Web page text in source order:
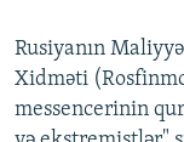
Rusiyanın
Xidməti
messencerinin